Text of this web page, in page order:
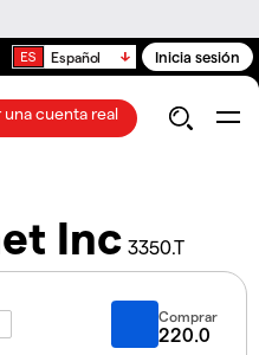
Español Inicia sesión
una cuenta real
Inc 3350.T
Comprar
220.0